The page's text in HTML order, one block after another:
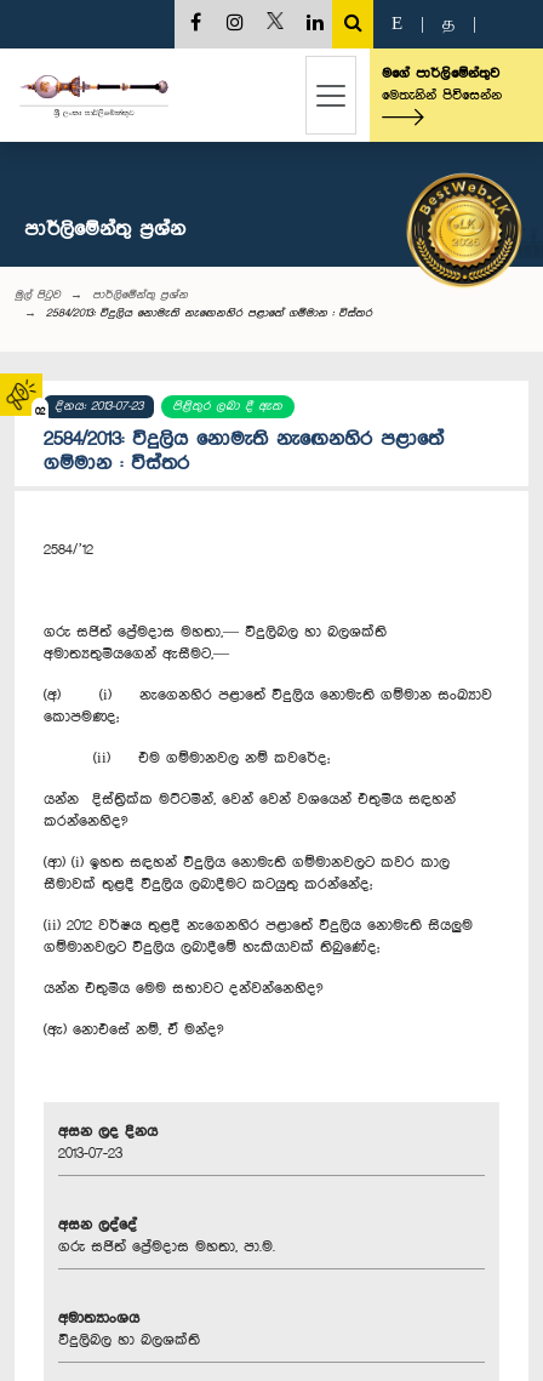
02
E த
මගේ පාර්ලිමේන්තුව
මෙතැනින් පිවිසෙන්න
පාර්ලි‌මේන්තු‌ ප්‍රශ්න
මුල් පිටුව
පාර්ලි‌මේන්තු‌ ප්‍රශ්න
2584/2013: විදුලිය නොමැති නැ‍ඟෙනහිර පළාතේ ගම්මාන : විස්තර
දිනය: 2013-07-23 පිළිතුර ලබා දී ඇත
2584/2013: විදුලිය නොමැති නැ‍ඟෙනහිර පළාතේ
ගම්මාන : විස්තර
2584/’12
ගරු සජිත් ප්‍රේමදාස මහතා,— විදුලිබල හා බලශක්ති
අමාත්‍යතුමියගෙන් ඇසීමට,—
(අ) (i) නැගෙනහිර පළාතේ විදුලිය නොමැති ගම්මාන සංඛ්‍යාව
කොපමණද;
(ii) එම ගම්මානවල නම් කවරේද;
යන්න දිස්ත්‍රික්ක මට්ටමින්, වෙන් වෙන් වශයෙන් එතුමිය සඳහන්
කරන්නෙහිද?
(ආ) (i) ඉහත සඳහන් විදුලිය නොමැති ගම්මානවලට කවර කාල
සීමාවක් තුළදී විදුලිය ලබාදීමට කටයුතු කරන්නේද;
(ii) 2012 වර්ෂය තුළදී නැගෙනහිර පළා‍තේ විදුලිය නොමැති සියලුම
ගම්මානවලට විදුලිය ලබාදීමේ හැකියාවක් තිබුණේද;
යන්න එතුමිය මෙම සභාවට දන්වන්නෙහිද?
(ඇ) නොඑසේ නම්, ඒ මන්ද?
අසන ලද දිනය
2013-07-23
අසන ලද්දේ
ගරු සජිත් ප්‍රේමදාස මහතා, පා.ම.
අමාත්‍යාංශය
විදුලිබල හා බලශක්ති